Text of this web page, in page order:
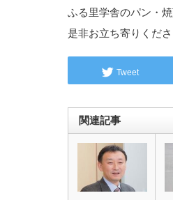
ふる里学舎のパン・
是非お立ち寄りくださ
Tweet
関連記事